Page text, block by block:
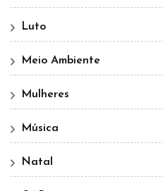
Luto
Meio Ambiente
Mulheres
Música
Natal